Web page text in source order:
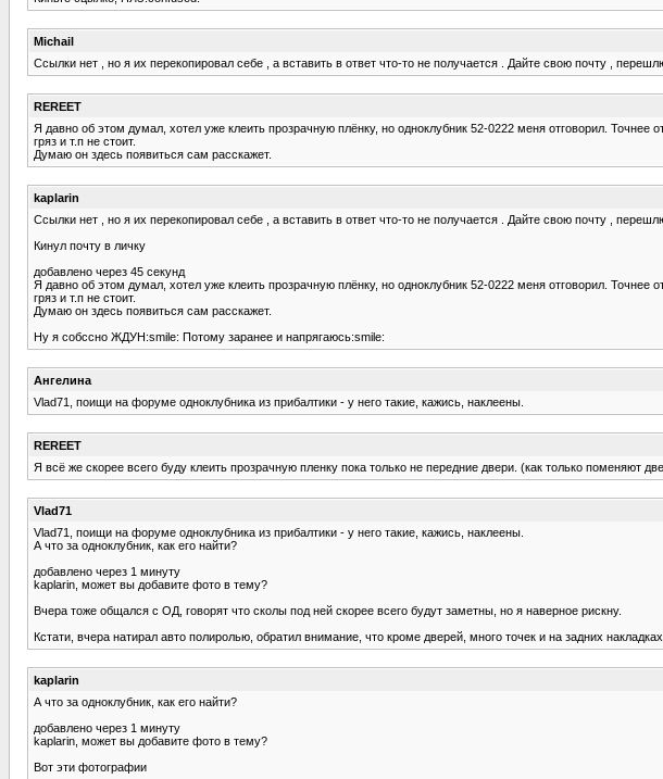
Michail
Ссылки нет , но я их перекопировал себе , а вставить в ответ что-то не получается . Дайте свою почту ,
REREET
Я давно об этом думал, хотел уже клеить прозрачную плёнку, но одноклубник 52-0222 меня отговорил.
гряз и т.п не стоит.
Думаю он здесь появиться сам расскажет.
kaplarin
Ссылки нет , но я их перекопировал себе , а вставить в ответ что-то не получается . Дайте свою почту ,
Кинул почту в личку
добавлено через 45 секунд
Я давно об этом думал, хотел уже клеить прозрачную плёнку, но одноклубник 52-0222 меня отговорил.
гряз и т.п не стоит.
Думаю он здесь появиться сам расскажет.
Ну я собссно ЖДУН:smile: Потому заранее и напрягаюсь:smile:
Ангелина
Vlad71, поищи на форуме одноклубника из прибалтики - у него такие, кажись, наклеены.
REREET
Я всё же скорее всего буду клеить прозрачную пленку пока только не передние двери. (как только поменяют
Vlad71
Vlad71, поищи на форуме одноклубника из прибалтики - у него такие, кажись, наклеены.
А что за одноклубник, как его найти?
добавлено через 1 минуту
kaplarin, может вы добавите фото в тему?
Вчера тоже общался с ОД, говорят что сколы под ней скорее всего будут заметны, но я наверное рискну.
Кстати, вчера натирал авто полиролью, обратил внимание, что кроме дверей, много точек и на задних
kaplarin
А что за одноклубник, как его найти?
добавлено через 1 минуту
kaplarin, может вы добавите фото в тему?
Вот эти фотографии